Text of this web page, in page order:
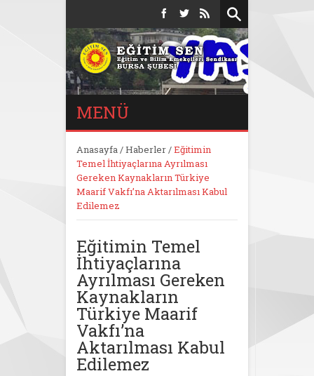
MENÜ
Anasayfa/Haberler/Eğitimin
Temel İhtiyaçlarına Ayrılması
Gereken Kaynakların Türkiye
Maarif Vakfı’na Aktarılması Kabul
Edilemez
Eğitimin Temel
İhtiyaçlarına
Ayrılması Gereken
Kaynakların
Türkiye Maarif
Vakfı’na
Aktarılması Kabul
Edilemez